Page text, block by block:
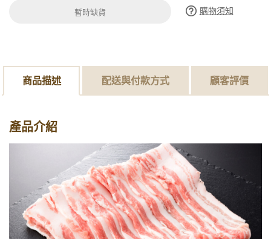
暫時缺貨 購物須知
商品描述 配送與付款方式 顧客評價
產品介紹